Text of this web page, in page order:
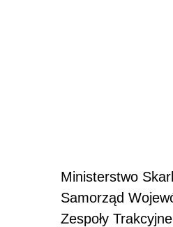
Ministerstwo
Samorząd
Zespoły